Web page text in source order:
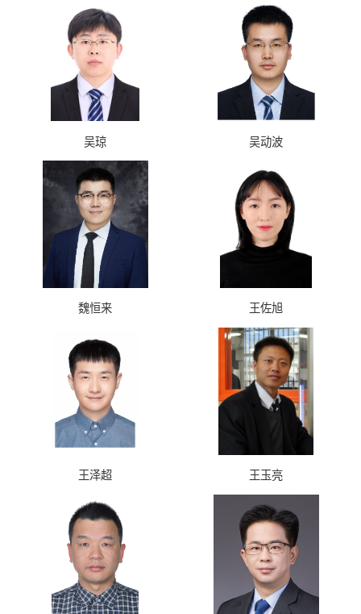
吴琼 吴动波
魏恒来 王佐旭
王泽超 王玉亮